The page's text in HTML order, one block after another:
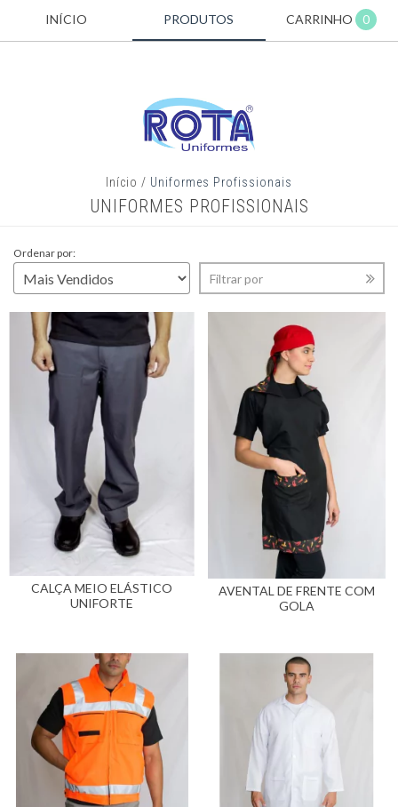
INÍCIO PRODUTOS CARRINHO 0
Início / Uniformes Profissionais
UNIFORMES PROFISSIONAIS
Ordenar por:
Filtrar por
CALÇA MEIO ELÁSTICO
UNIFORTE
AVENTAL DE FRENTE COM
GOLA